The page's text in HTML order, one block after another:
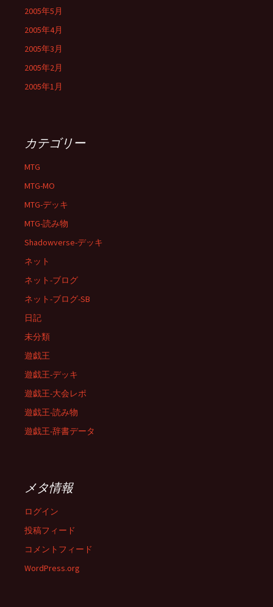
2005年5月
2005年4月
2005年3月
2005年2月
2005年1月
カテゴリー
MTG
MTG-MO
MTG-デッキ
MTG-読み物
Shadowverse-デッキ
ネット
ネット-ブログ
ネット-ブログ-SB
日記
未分類
遊戯王
遊戯王-デッキ
遊戯王-大会レポ
遊戯王-読み物
遊戯王-辞書データ
メタ情報
ログイン
投稿フィード
コメントフィード
WordPress.org